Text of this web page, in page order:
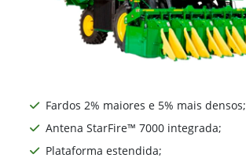
Fardos 2% maiores e 5% mais densos;
Antena StarFire™ 7000 integrada;
Plataforma estendida;